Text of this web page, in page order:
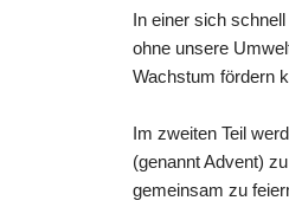
In einer sich
ohne unsere
Wachstum fördern
Im zweiten Teil
(genannt Advent)
gemeinsam zu